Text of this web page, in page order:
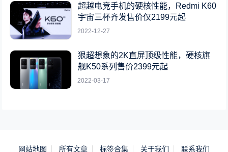
超越电竞手机的硬核性能，Redmi K60
宇宙三杯齐发售价仅2199元起
2022-12-27
狠超想象的2K直屏顶级性能，硬核旗
舰K50系列售价2399元起
2022-03-17
网站地图 所有文章 标签合集 关于我们 联系我们